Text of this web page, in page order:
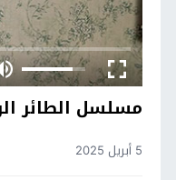
مسلسل الطائر
5 أبريل 2025